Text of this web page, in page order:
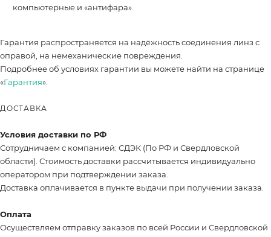
компьютерные и «антифара».
Гарантия распространяется на надёжность соединения линз с
оправой, на немеханические повреждения.
Подробнее об условиях гарантии вы можете найти на странице
«Гарантия».
ДОСТАВКА
Условия доставки по РФ
Сотрудничаем с компанией: СДЭК (По РФ и Свердловской
области). Стоимость доставки рассчитывается индивидуально
оператором при подтверждении заказа.
Доставка оплачивается в пункте выдачи при получении заказа.
Оплата
Осуществляем отправку заказов по всей России и Свердловской